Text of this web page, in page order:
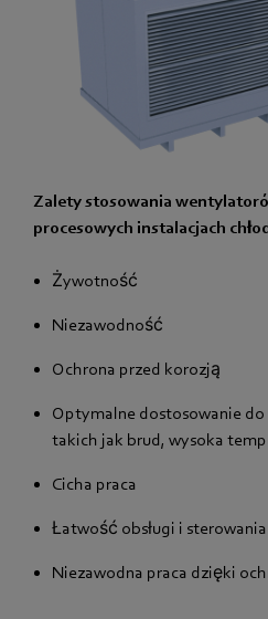
Zalety stosowania
procesowych instalacjach
Żywotność
Niezawodność
Ochrona przed korozją
Optymalne dostosowanie
takich jak brud, wysoka
Cicha praca
Łatwość obsługi i sterowania
Niezawodna praca dzięki